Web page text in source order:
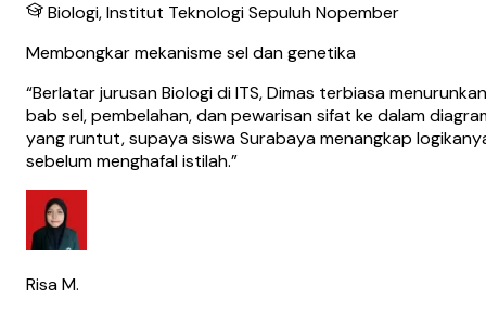
Biologi, Institut Teknologi Sepuluh Nopember
Membongkar mekanisme sel dan genetika
“Berlatar jurusan Biologi di ITS, Dimas terbiasa menurunkan
bab sel, pembelahan, dan pewarisan sifat ke dalam
yang runtut, supaya siswa Surabaya menangkap
sebelum menghafal istilah.”
Risa M.